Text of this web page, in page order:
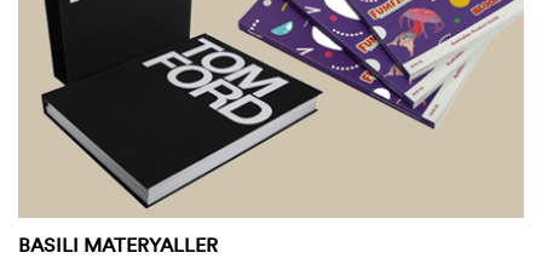
BASILI MATERYALLER